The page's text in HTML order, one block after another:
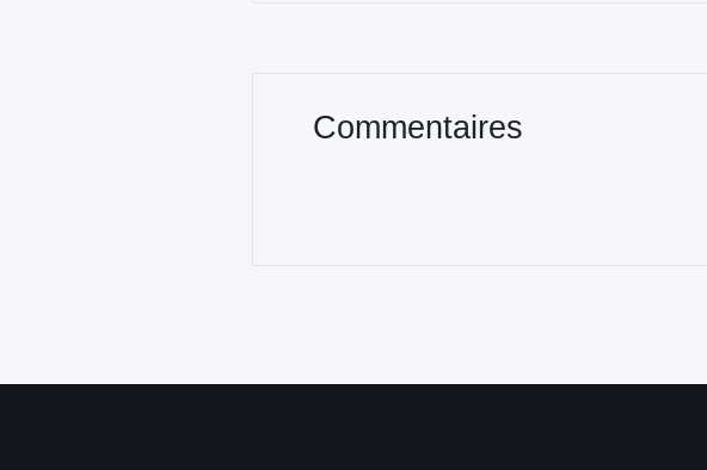
Commentaires